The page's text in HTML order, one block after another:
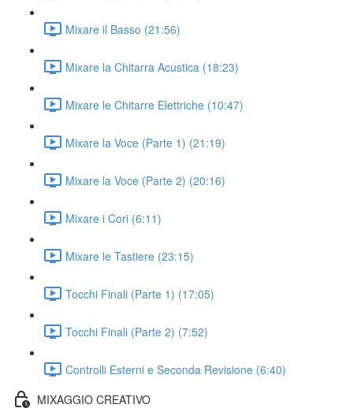
Mixare il Basso (21:56)
Mixare la Chitarra Acustica (18:23)
Mixare le Chitarre Elettriche (10:47)
Mixare la Voce (Parte 1) (21:19)
Mixare la Voce (Parte 2) (20:16)
Mixare i Cori (6:11)
Mixare le Tastiere (23:15)
Tocchi Finali (Parte 1) (17:05)
Tocchi Finali (Parte 2) (7:52)
Controlli Esterni e Seconda Revisione (6:40)
MIXAGGIO CREATIVO